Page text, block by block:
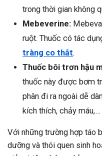
trong thời gian không
Mebeverine:
ruột. Thuốc có tác
tràng co thắt.
Thuốc bôi trơn hậu
thuốc này được bơm
phân đi ra ngoài dễ
kích thích, chảy máu,…
Với những trường hợp táo
dưỡng và thói quen sinh